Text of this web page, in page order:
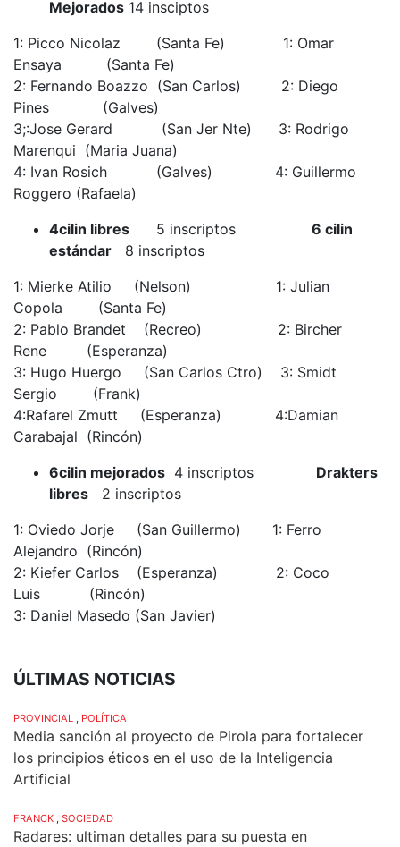
Mejorados 14 insciptos
1: Picco Nicolaz (Santa Fe) 1: Omar
Ensaya (Santa Fe)
2: Fernando Boazzo (San Carlos) 2: Diego
Pines (Galves)
3;:Jose Gerard (San Jer Nte) 3: Rodrigo
Marenqui (Maria Juana)
4: Ivan Rosich (Galves) 4: Guillermo
Roggero (Rafaela)
4cilin libres 5 inscriptos 6 cilin
estándar 8 inscriptos
1: Mierke Atilio (Nelson) 1: Julian
Copola (Santa Fe)
2: Pablo Brandet (Recreo) 2: Bircher
Rene (Esperanza)
3: Hugo Huergo (San Carlos Ctro) 3: Smidt
Sergio (Frank)
4:Rafarel Zmutt (Esperanza) 4:Damian
Carabajal (Rincón)
6cilin mejorados 4 inscriptos Drakters
libres 2 inscriptos
1: Oviedo Jorje (San Guillermo) 1: Ferro
Alejandro (Rincón)
2: Kiefer Carlos (Esperanza) 2: Coco
Luis (Rincón)
3: Daniel Masedo (San Javier)
ÚLTIMAS NOTICIAS
PROVINCIAL , POLÍTICA
Media sanción al proyecto de Pirola para fortalecer
los principios éticos en el uso de la Inteligencia
Artificial
FRANCK , SOCIEDAD
Radares: ultiman detalles para su puesta en